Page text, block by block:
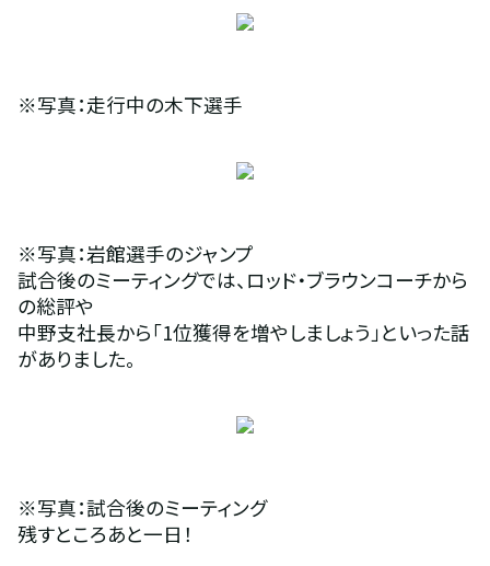
※写真：走行中の木下選手
※写真：岩館選手のジャンプ
試合後のミーティングでは、ロッド・ブラウンコーチから
の総評や
中野支社長から「1位獲得を増やしましょう」といった話
がありました。
※写真：試合後のミーティング
残すところあと一日！